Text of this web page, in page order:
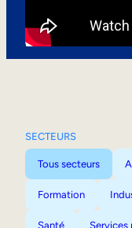
SECTEURS
Tous secteurs
Formation
Santé Services